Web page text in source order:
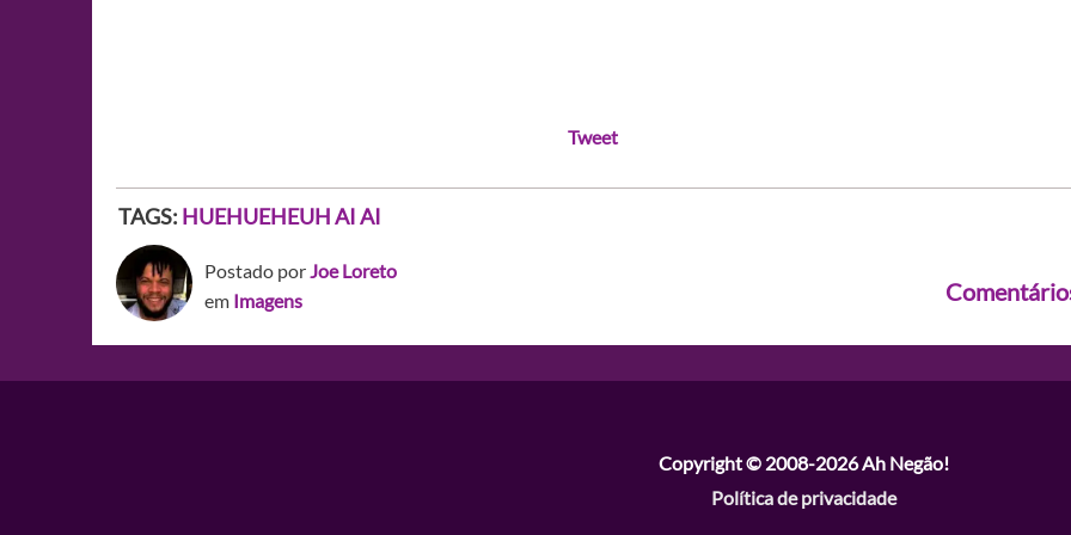
Tweet
TAGS: HUEHUEHEUH AI AI
Postado porJoe Loreto
em Imagens
Copyright © 2008-2026Ah Negão!
Política de privacidade